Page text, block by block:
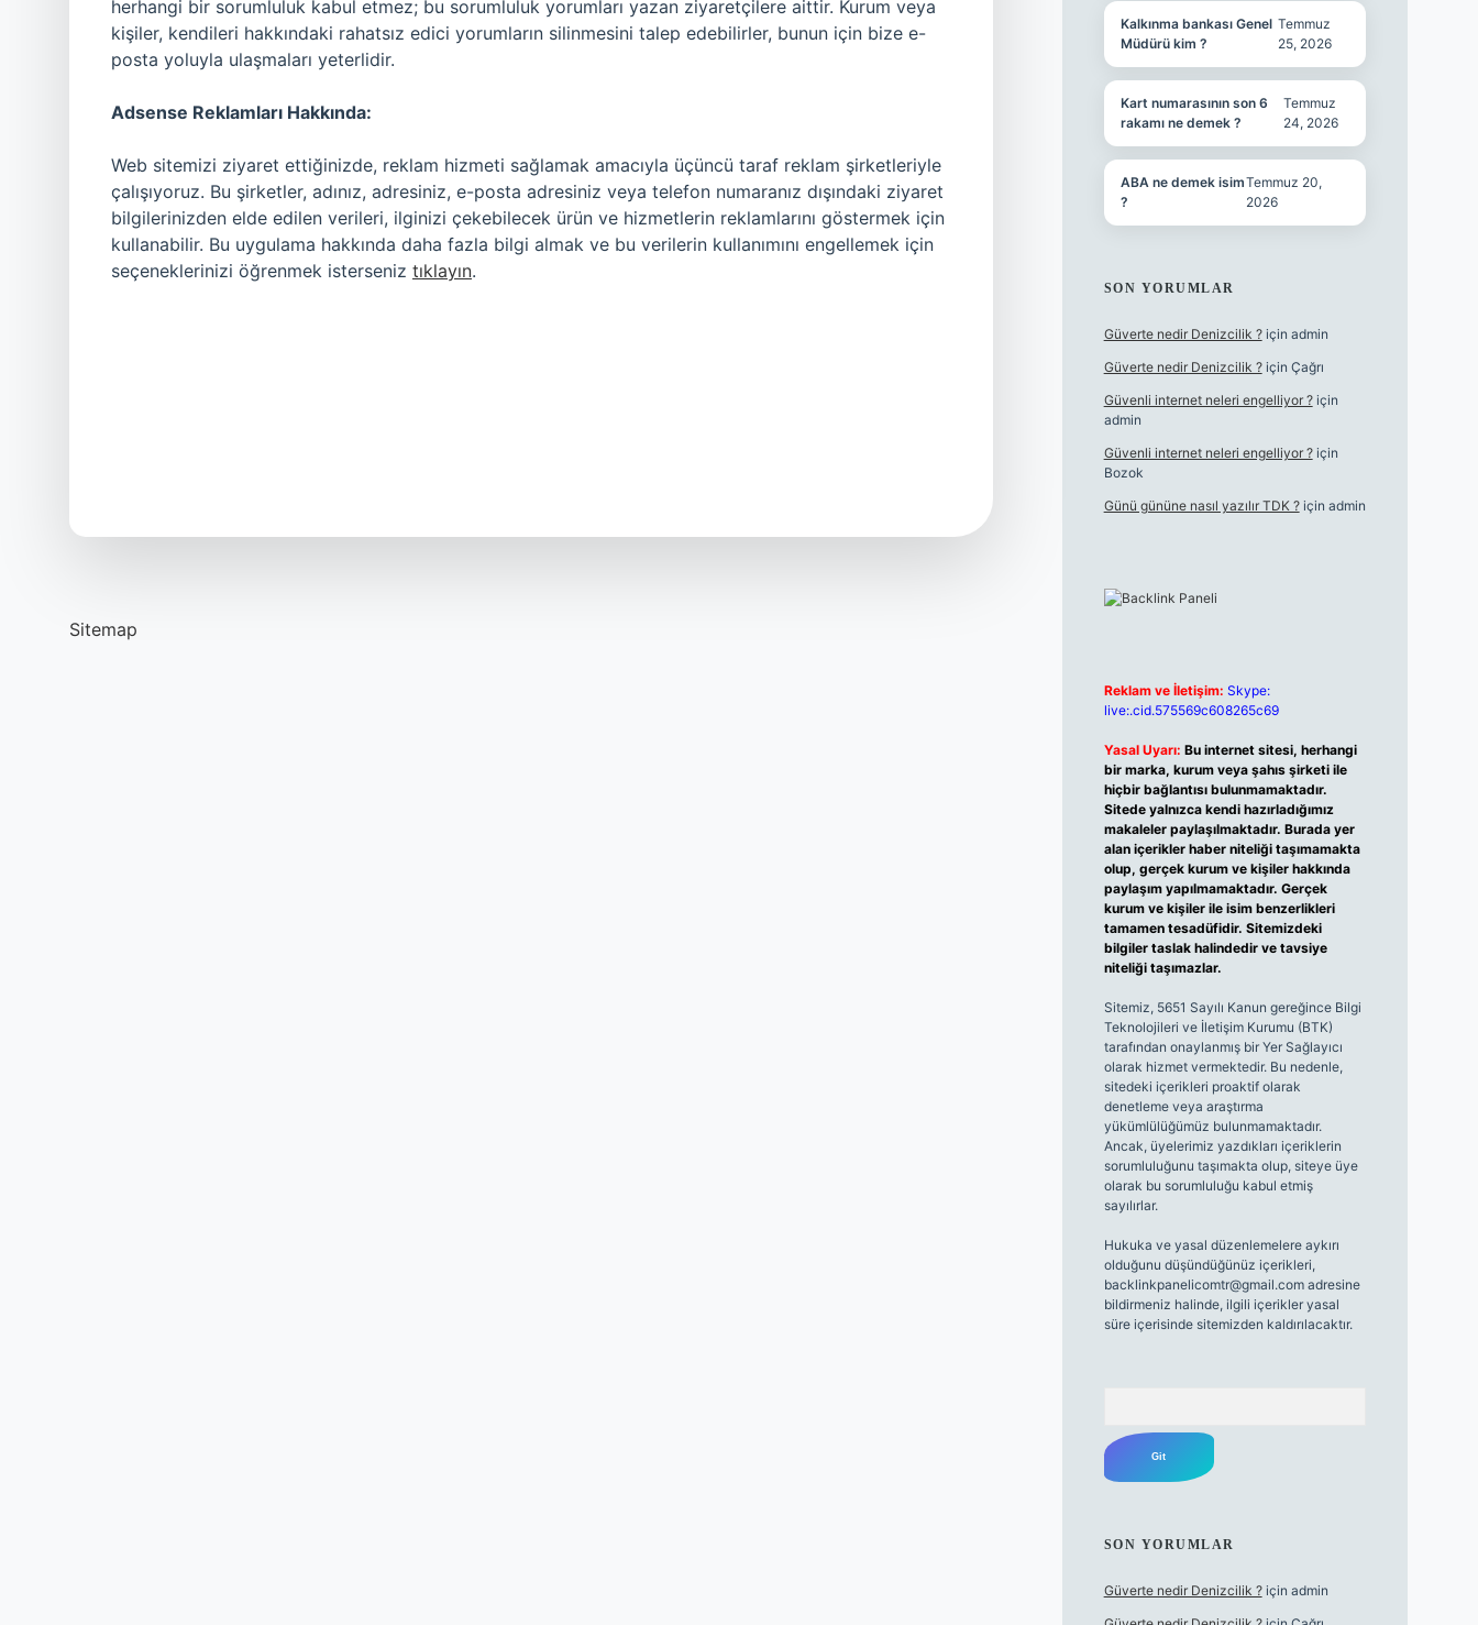
herhangi bir sorumluluk kabul etmez; bu sorumluluk yorumları yazan ziyaretçilere aittir. Kurum veya
kişiler, kendileri hakkındaki rahatsız edici yorumların silinmesini talep edebilirler, bunun için bize e-
posta yoluyla ulaşmaları yeterlidir.
Adsense Reklamları Hakkında:
Web sitemizi ziyaret ettiğinizde, reklam hizmeti sağlamak amacıyla üçüncü taraf reklam şirketleriyle
çalışıyoruz. Bu şirketler, adınız, adresiniz, e-posta adresiniz veya telefon numaranız dışındaki ziyaret
bilgilerinizden elde edilen verileri, ilginizi çekebilecek ürün ve hizmetlerin reklamlarını göstermek için
kullanabilir. Bu uygulama hakkında daha fazla bilgi almak ve bu verilerin kullanımını engellemek için
seçeneklerinizi öğrenmek isterseniz tıklayın.
Sitemap
Kalkınma bankası Genel
Müdürü kim ?
Temmuz
25, 2026
Kart numarasının son 6
rakamı ne demek ?
Temmuz
24, 2026
ABA ne demek isim
?
Temmuz 20,
2026
SON YORUMLAR
Güverte nedir Denizcilik ?için admin
Güverte nedir Denizcilik ?için Çağrı
Güvenli internet neleri engelliyor ?için
admin
Güvenli internet neleri engelliyor ?için
Bozok
Günü gününe nasıl yazılır TDK ?için admin
Reklam ve İletişim: Skype:
live:.cid.575569c608265c69
Yasal Uyarı: Bu internet sitesi, herhangi
bir marka, kurum veya şahıs şirketi ile
hiçbir bağlantısı bulunmamaktadır.
Sitede yalnızca kendi hazırladığımız
makaleler paylaşılmaktadır. Burada yer
alan içerikler haber niteliği taşımamakta
olup, gerçek kurum ve kişiler hakkında
paylaşım yapılmamaktadır. Gerçek
kurum ve kişiler ile isim benzerlikleri
tamamen tesadüfidir. Sitemizdeki
bilgiler taslak halindedir ve tavsiye
niteliği taşımazlar.
Sitemiz, 5651 Sayılı Kanun gereğince Bilgi
Teknolojileri ve İletişim Kurumu (BTK)
tarafından onaylanmış bir Yer Sağlayıcı
olarak hizmet vermektedir. Bu nedenle,
sitedeki içerikleri proaktif olarak
denetleme veya araştırma
yükümlülüğümüz bulunmamaktadır.
Ancak, üyelerimiz yazdıkları içeriklerin
sorumluluğunu taşımakta olup, siteye üye
olarak bu sorumluluğu kabul etmiş
sayılırlar.
Hukuka ve yasal düzenlemelere aykırı
olduğunu düşündüğünüz içerikleri,
backlinkpanelicomtr@gmail.comadresine
bildirmeniz halinde, ilgili içerikler yasal
süre içerisinde sitemizden kaldırılacaktır.
SON YORUMLAR
Güverte nedir Denizcilik ?için admin